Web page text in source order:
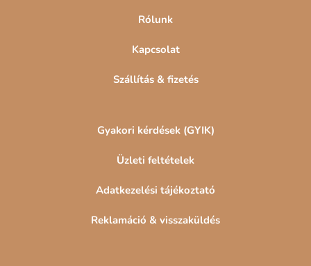
Rólunk
Kapcsolat
Szállítás & fizetés
Gyakori kérdések (GYIK)
Üzleti feltételek
Adatkezelési tájékoztató
Reklamáció & visszaküldés